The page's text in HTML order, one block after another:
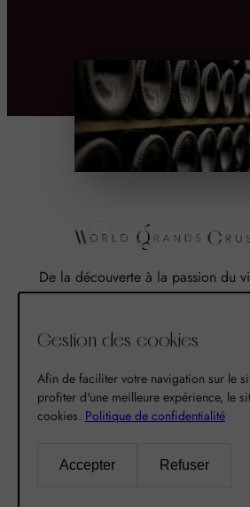
De la découverte à la passion du
qu’un pas. Un pas que nous
là est né World Grands Crus avec
nos terroirs.
Recherche
Gestion des cookies
Afin de faciliter votre navigation sur le
profiter d'une meilleure expérience, le
cookies. Politique de confidentialité
Accepter Refuser